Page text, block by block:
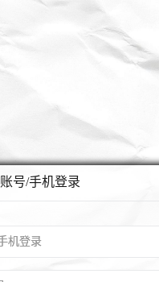
账号/手机登录